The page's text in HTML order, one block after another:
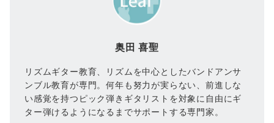
奥田 喜聖
リズムギター教育、リズムを中心としたバンドアンサ
ンブル教育が専門。何年も努力が実らない、前進しな
い感覚を持つピック弾きギタリストを対象に自由にギ
ター弾けるようになるまでサポートする専門家。